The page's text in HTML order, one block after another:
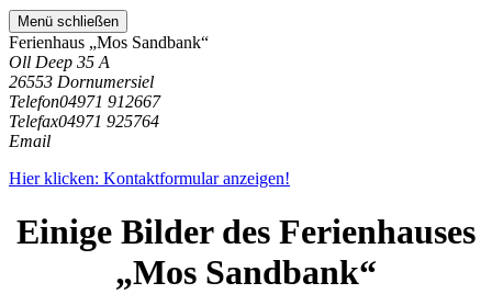
Menü schließen
Ferienhaus „Mos Sandbank“
Oll Deep 35 A
26553 Dornumersiel
Telefon04971 912667
Telefax04971 925764
Email
Hier klicken: Kontaktformular anzeigen!
Einige Bilder des Ferienhauses
„Mos Sandbank“